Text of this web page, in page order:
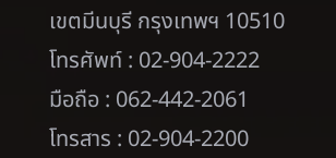
เขตมีนบุรี กรุงเทพฯ 10510
โทรศัพท์ : 02-904-2222
มือถือ : 062-442-2061
โทรสาร : 02-904-2200